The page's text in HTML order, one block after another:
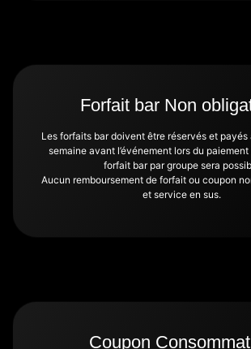
Forfait bar Non
Les forfaits bar doivent être réservés et payés
semaine avant l’événement lors du
forfait bar par groupe sera
Aucun remboursement de forfait ou coupon
et service en sus.
Coupon